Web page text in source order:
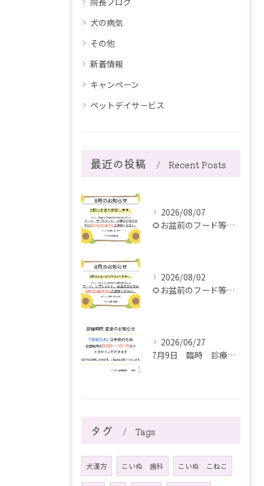
犬の病気
その他
新着情報
キャンペーン
ペットデイサービス
最近の投稿 Recent Posts
2026/08/07
🌻お盆前のフード等ご注文のご注意
2026/08/02
🌻お盆前のフード等ご注文のご注意
2026/06/27
7月9日 臨時 診療時間短縮のお知らせ
タグ Tags
犬漢方 こいぬ 歯科 こいぬ こねこ